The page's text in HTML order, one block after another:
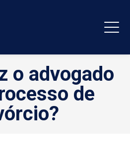
o advogado
de